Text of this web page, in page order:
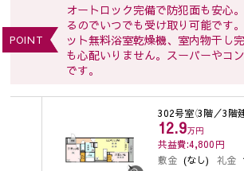
POINT
オートロック完備で防犯面も安心
るのでいつでも受け取り可能です
ット無料浴室乾燥機、室内物干し
も心配いりません。スーパーやコ
です。
302号室（3階／3階
12.9万円
共益費:4,800円
敷金 (なし) 礼金